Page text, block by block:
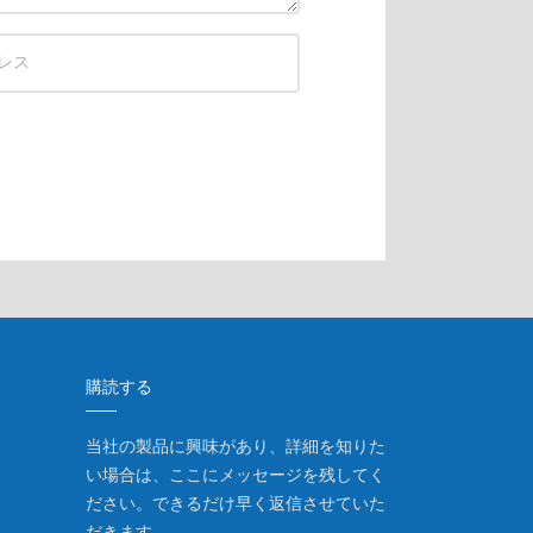
購読する
当社の製品に興味があり、詳細を知りた
い場合は、ここにメッセージを残してく
ださい。できるだけ早く返信させていた